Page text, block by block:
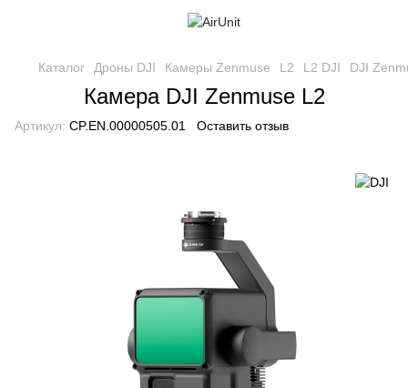
Каталог Дроны DJI Камеры Zenmuse L2 L2 DJI DJI
Камера DJI Zenmuse L2
Артикул: CP.EN.00000505.01 Оставить отзыв